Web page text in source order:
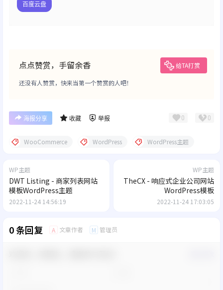
百度云盘
点点赞赏，手留余香 给TA打赏
还没有人赞赏，快来当第一个赞赏的人吧！
海报分享 收藏 举报 0 0
WooCommerce WordPress WordPress主题
WP主题
DWT Listing - 商家列表网站
模板WordPress主题
2022-11-24 14:56:19
WP主题
TheCX - 响应式企业公司网站
WordPress模板
2022-11-24 17:03:05
0 条回复 A 文章作者 M 管理员